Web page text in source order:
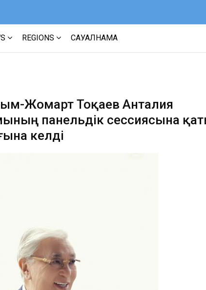
REGIONS САУАЛНАМА
Жомарт Тоқаев Анталия
панельдік сессиясына
келді